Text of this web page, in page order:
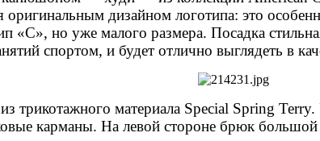
оригинальным дизайном логотипа: это
«С», но уже малого размера. Посадка
спортом, и будет отлично выглядеть в
трикотажного материала Special Spring
карманы. На левой стороне брюк